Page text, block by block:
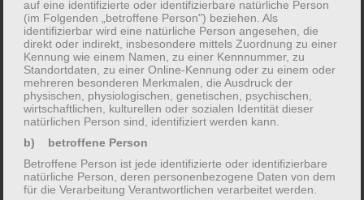
Gehen Sie in Gedanken Ihren Körper von Kopf bis Fuß durch
und überlegen Sie, ob Sie bei sich besonders eigentümliche
Erscheinungen (z.B.: Tränenfluss beim Gehen im Wind, kalte
Schweiße vor der Monatsblutung o.Ä.) kennen.
Haben Sie bitte keine Scheu, über vermeintliche “peinliche”
oder “negative” Aspekte Ihres körperlichen und seelischen
Empfindens zu sprechen. Gerade solche versteckten
Phänomene können wichtig sein, um das richtige
homöopathische Mittel zu finden.
auf eine identifizierte oder identifizierbare natürliche Person
(im Folgenden „betroffene Person") beziehen. Als
identifizierbar wird eine natürliche Person angesehen, die
direkt oder indirekt, insbesondere mittels Zuordnung zu einer
Kennung wie einem Namen, zu einer Kennnummer, zu
Standortdaten, zu einer Online-Kennung oder zu einem oder
mehreren besonderen Merkmalen, die Ausdruck der
physischen, physiologischen, genetischen, psychischen,
wirtschaftlichen, kulturellen oder sozialen Identität dieser
natürlichen Person sind, identifiziert werden kann.
b) betroffene Person
Betroffene Person ist jede identifizierte oder identifizierbare
natürliche Person, deren personenbezogene Daten von dem
für die Verarbeitung Verantwortlichen verarbeitet werden.